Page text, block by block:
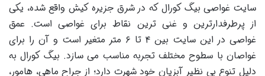
سایت غواصی بیگ کورال که در شرق جزیره کیش واقع شده، یکی
از پرطرفدارترین و غنی ترین نقاط برای غواصی است. عمق
غواصی در این سایت بین ۴ تا ۶ متر متغیر است و آن را برای
غواصان با سطوح مختلف تجربه مناسب می سازد. بیگ کورال به
دلیل تنوع بی نظیر آبزیان خود شهرت دارد؛ از جراح ماهی، هامور،